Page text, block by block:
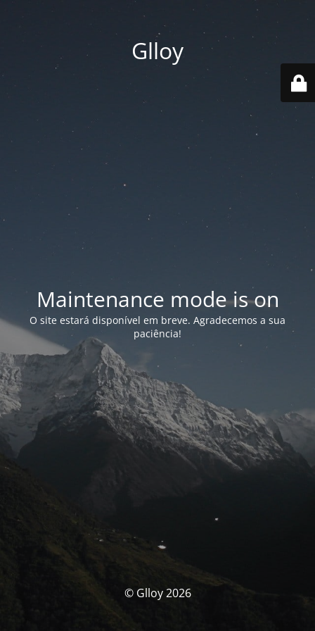
Glloy
Maintenance mode is on
O site estará disponível em breve. Agradecemos a sua
paciência!
© Glloy 2026